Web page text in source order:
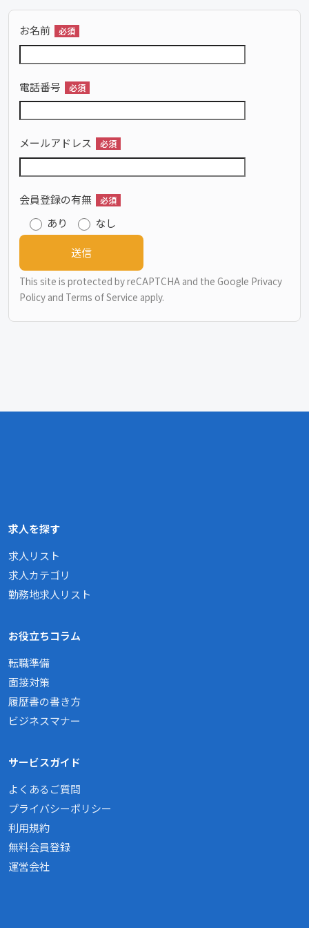
お名前 必須
電話番号 必須
メールアドレス 必須
会員登録の有無 必須
あり なし
This site is protected by reCAPTCHA and the Google Privacy
Policy and Terms of Service apply.
求人を探す
求人リスト
求人カテゴリ
勤務地求人リスト
お役立ちコラム
転職準備
面接対策
履歴書の書き方
ビジネスマナー
サービスガイド
よくあるご質問
プライバシーポリシー
利用規約
無料会員登録
運営会社